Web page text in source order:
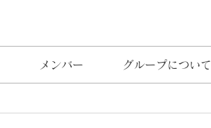
メンバー グループについて